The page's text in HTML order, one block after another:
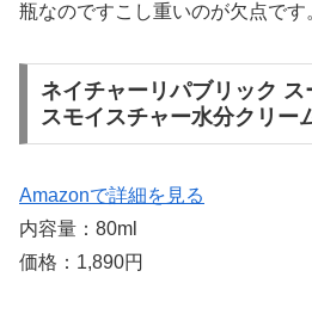
瓶なのですこし重いのが欠点です
ネイチャーリパブリック
スモイスチャー水分クリー
Amazonで詳細を見る
内容量：80ml
価格：1,890円